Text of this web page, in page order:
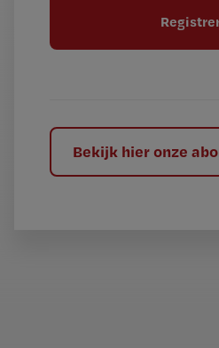
l
Bekijk hier onze